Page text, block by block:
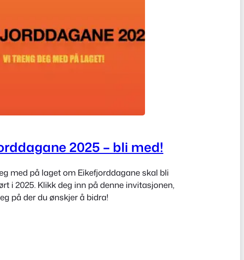
2025 – bli med!
med på laget om Eikefjorddagane skal bli
i 2025. Klikk deg inn på denne invitasjonen,
på der du ønskjer å bidra!